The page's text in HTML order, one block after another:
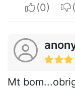
I
Mt